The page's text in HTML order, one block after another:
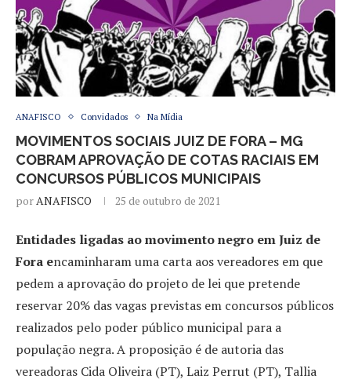
ANAFISCO Convidados Na Mídia
MOVIMENTOS SOCIAIS JUIZ DE FORA – MG
COBRAM APROVAÇÃO DE COTAS RACIAIS EM
CONCURSOS PÚBLICOS MUNICIPAIS
por ANAFISCO 25 de outubro de 2021
Entidades ligadas ao movimento negro em Juiz de
Fora encaminharam uma carta aos vereadores em que
pedem a aprovação do projeto de lei que pretende
reservar 20% das vagas previstas em concursos públicos
realizados pelo poder público municipal para a
população negra. A proposição é de autoria das
vereadoras Cida Oliveira (PT), Laiz Perrut (PT), Tallia